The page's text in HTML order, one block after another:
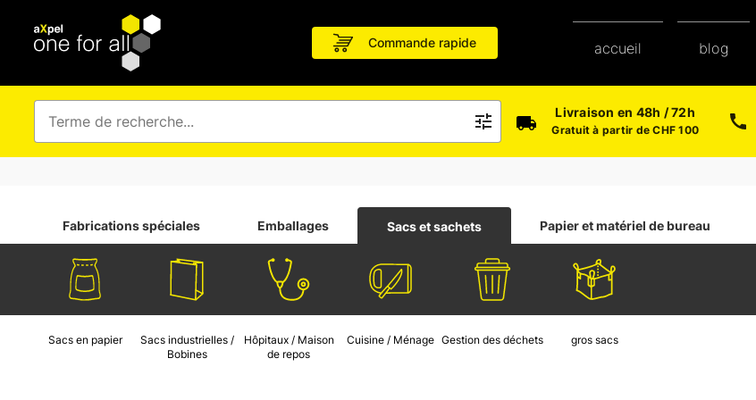
Commande rapide accueil blog
Livraison en 48h / 72h
Gratuit à partir de CHF 100
Fabrications spéciales Emballages Sacs et sachets Papier et matériel de bureau
Sacs en papier
Sacs industrielles /
Bobines
Hôpitaux / Maison
de repos
Cuisine / Ménage Gestion des déchets gros sacs